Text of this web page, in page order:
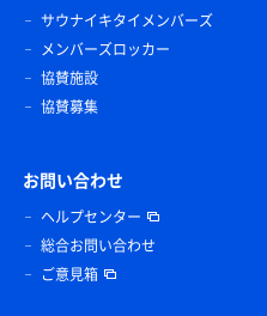
サウナイキタイメンバーズ
メンバーズロッカー
協賛施設
協賛募集
お問い合わせ
ヘルプセンター
総合お問い合わせ
ご意見箱